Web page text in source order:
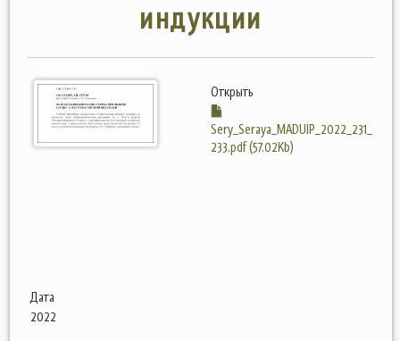
индукции
Открыть
Sery_Seraya_MADUIP_2022_231_
233.pdf (57.02Kb)
Дата
2022